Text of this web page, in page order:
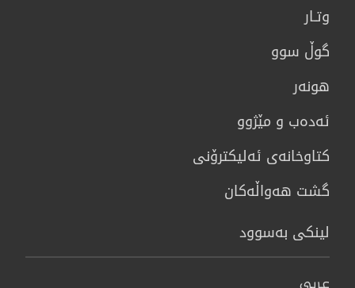
وتـار
گوڵ سوو
هونه‌ر
ئەدەب و مێژوو
كتاوخانه‌ی ئه‌ليكترۆنی
گشت هەواڵەکان
لینکی بەسوود